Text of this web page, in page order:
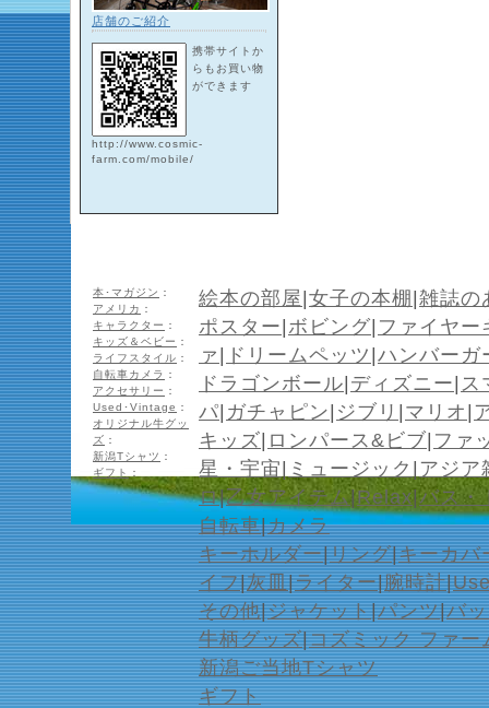
店舗のご紹介
携帯サイトか
らもお買い物
ができます
http://www.cosmic-
farm.com/mobile/
本･マガジン ：
アメリカ ：
キャラクター ：
キッズ＆ベビー ：
ライフスタイル ：
自転車カメラ
：
アクセサリー ：
Used･Vintage ：
オリジナル牛グッ
ズ ：
新潟Tシャツ ：
ギフト
：
絵本の部屋 女子の本棚 雑誌の
ポスター ボビング ファイヤー
ァ
ドリームペッツ ハンバーガ
ドラゴンボール ディズニー ス
パ ガチャピン ジブリ マリオ
キッズ ロンパース&ビブ ファ
星・宇宙 ミュージック アジア
ロ|乙女アイテム|Relax バス・
自転車|カメラ
キーホルダー|リング|キーカバ
イフ|灰皿|ライター|腕時計|
その他|ジャケット|パンツ|バ
牛柄グッズ|コズミック ファー
新潟ご当地Tシャツ
ギフト